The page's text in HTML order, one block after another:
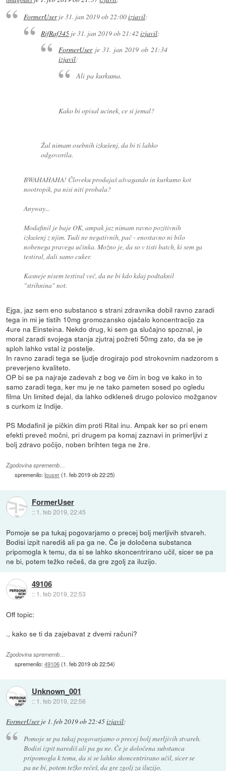
FormerUserje31. jan 2019 ob 22:00izjavil:
RifRaf345 je31. jan 2019 ob 21:42izjavil:
FormerUserje 31. jan 2019 ob 21:34
izjavil:
Ali pa kurkuma.
Kako bi opisal ucinek, ce si jemal?
Žal nimam osebnih izkušenj, da bi ti lahko
odgovorila.
BWAHAHAHA! Človeku prodajaš ašvagando in kurkumo kot
nootropik, pa nisi niti probala?
Anyway...
Modafinil je baje OK, ampak jaz nimam ravno pozitivnih
izkušenj z njim. Tudi ne negativnih, pač - enostavno ni bilo
nobenega pravega učinka. Možno je, da so v tisti batch, ki sem ga
testiral, dali samo cuker.
Kasneje nisem testiral več, da ne bi kdo kdaj podtaknil
"strihnina" not.
Ejga, jaz sem eno substanco s strani zdravnika dobil ravno zaradi
tega in mi je tistih 10mg gromozansko ojačalo koncentracijo za
4ure na Einsteina. Nekdo drug, ki sem ga slučajno spoznal, je
moral zaradi svojega stanja zjutraj požreti 50mg zato, da se je
sploh lahko vstal iz postelje.
In ravno zaradi tega se ljudje drogirajo pod strokovnim nadzorom s
preverjeno kvaliteto.
OP bi se pa najraje zadevah z bog ve čim in bog ve kako in to
samo zaradi tega, ker mu je ne tako pameten sosed po ogledu
filma Un limited dejal, da lahko odkleneš drugo polovico možganov
s curkom iz Indije.
PS Modafinil je pičkin dim proti Rital inu. Ampak ker so pri enem
efekti preveč močni, pri drugem pa komaj zaznavi in primerljivi z
bolj zdravo počijo, noben brihten tega ne žre.
Zgodovina sprememb…
spremenilo:louser(1. feb 2019 ob 22:25)
FormerUser
:: 1. feb 2019, 22:45
Pomoje se pa tukaj pogovarjamo o precej bolj merljivih stvareh.
Bodisi izpit narediš ali pa ga ne. Če je določena substanca
pripomogla k temu, da si se lahko skoncentrirano učil, sicer se pa
ne bi, potem težko rečeš, da gre zgolj za iluzijo.
49106
:: 1. feb 2019, 22:53
Off topic:
., kako se ti da zajebavat z dvemi računi?
Zgodovina sprememb…
spremenilo:49106(1. feb 2019 ob 22:54)
Unknown_001
:: 1. feb 2019, 22:56
FormerUserje 1. feb 2019 ob 22:45izjavil:
Pomoje se pa tukaj pogovarjamo o precej bolj merljivih stvareh.
Bodisi izpit narediš ali pa ga ne. Če je določena substanca
pripomogla k temu, da si se lahko skoncentrirano učil, sicer se
pa ne bi, potem težko rečeš, da gre zgolj za iluzijo.